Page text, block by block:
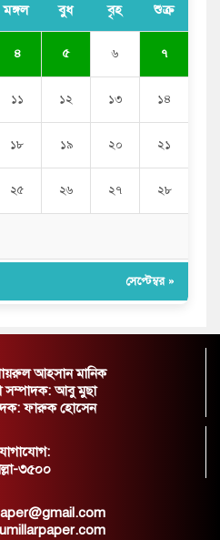
মঙ্গল বুধ বৃহ শুক্র
৪ ৫ ৬ ৭
১১ ১২ ১৩ ১৪
১৮ ১৯ ২০ ২১
২৫ ২৬ ২৭ ২৮
সেপ্টেম্বর »
আহসান মানিক
সম্পাদক: আবু মুছা
ফারুক হোসেন
৩৫০০